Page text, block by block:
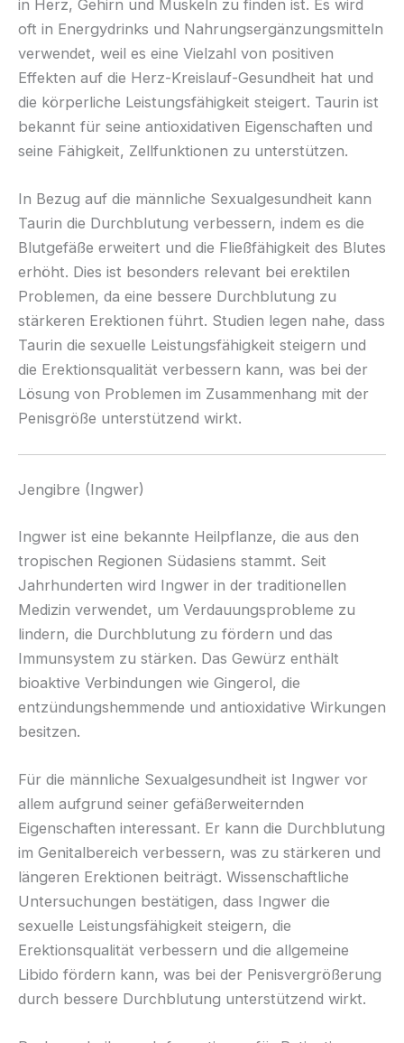
in Herz, Gehirn und Muskeln zu finden ist. Es wird
oft in Energydrinks und Nahrungsergänzungsmitteln
verwendet, weil es eine Vielzahl von positiven
Effekten auf die Herz-Kreislauf-Gesundheit hat und
die körperliche Leistungsfähigkeit steigert. Taurin ist
bekannt für seine antioxidativen Eigenschaften und
seine Fähigkeit, Zellfunktionen zu unterstützen.
In Bezug auf die männliche Sexualgesundheit kann
Taurin die Durchblutung verbessern, indem es die
Blutgefäße erweitert und die Fließfähigkeit des Blutes
erhöht. Dies ist besonders relevant bei erektilen
Problemen, da eine bessere Durchblutung zu
stärkeren Erektionen führt. Studien legen nahe, dass
Taurin die sexuelle Leistungsfähigkeit steigern und
die Erektionsqualität verbessern kann, was bei der
Lösung von Problemen im Zusammenhang mit der
Penisgröße unterstützend wirkt.
Jengibre (Ingwer)
Ingwer ist eine bekannte Heilpflanze, die aus den
tropischen Regionen Südasiens stammt. Seit
Jahrhunderten wird Ingwer in der traditionellen
Medizin verwendet, um Verdauungsprobleme zu
lindern, die Durchblutung zu fördern und das
Immunsystem zu stärken. Das Gewürz enthält
bioaktive Verbindungen wie Gingerol, die
entzündungshemmende und antioxidative Wirkungen
besitzen.
Für die männliche Sexualgesundheit ist Ingwer vor
allem aufgrund seiner gefäßerweiternden
Eigenschaften interessant. Er kann die Durchblutung
im Genitalbereich verbessern, was zu stärkeren und
längeren Erektionen beiträgt. Wissenschaftliche
Untersuchungen bestätigen, dass Ingwer die
sexuelle Leistungsfähigkeit steigern, die
Erektionsqualität verbessern und die allgemeine
Libido fördern kann, was bei der Penisvergrößerung
durch bessere Durchblutung unterstützend wirkt.